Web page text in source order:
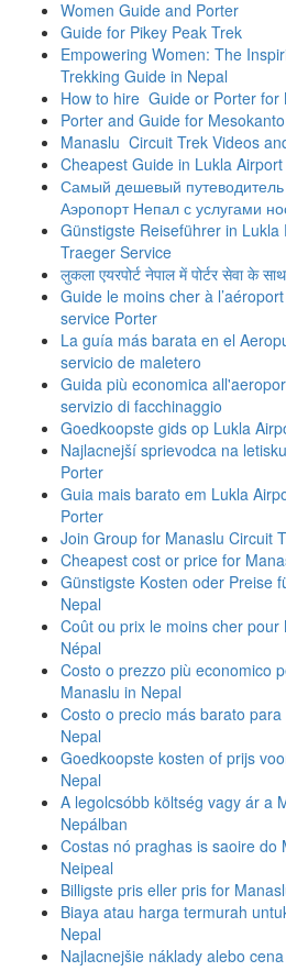
Women Guide and Porter
Guide for Pikey Peak Trek
Empowering Women: The
Trekking Guide in Nepal
How to hire Guide or Porter for
Porter and Guide for
Manaslu Circuit Trek Videos
Cheapest Guide in Lukla
Самый дешевый
Аэропорт Непал с услугами
Günstigste Reiseführer in
Traeger Service
लुकला एयरपोर्ट नेपाल में पोर्टर सेवा के
Guide le moins cher à
service Porter
La guía más barata en el
servicio de maletero
Guida più economica
servizio di facchinaggio
Goedkoopste gids op Lukla
Najlacnejší sprievodca na
Porter
Guia mais barato em Lukla
Porter
Join Group for Manaslu Circuit
Cheapest cost or price for
Günstigste Kosten oder Preise
Nepal
Coût ou prix le moins cher pour
Népal
Costo o prezzo più economico
Manaslu in Nepal
Costo o precio más barato
Nepal
Goedkoopste kosten of prijs
Nepal
A legolcsóbb költség vagy ár a
Nepálban
Costas nó praghas is saoire do
Neipeal
Billigste pris eller pris for
Biaya atau harga termurah
Nepal
Najlacnejšie náklady alebo